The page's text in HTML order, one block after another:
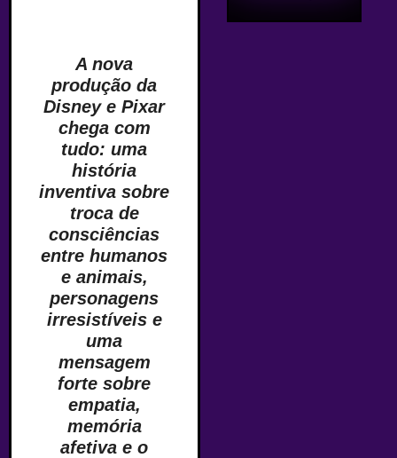
A nova
produção da
Disney e Pixar
chega com
tudo: uma
história
inventiva sobre
troca de
consciências
entre humanos
e animais,
personagens
irresistíveis e
uma
mensagem
forte sobre
empatia,
memória
afetiva e o